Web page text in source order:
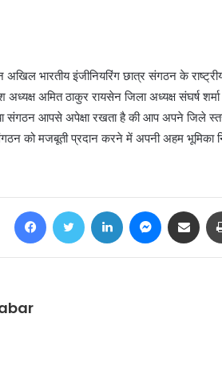
अखिल भारतीय इंजीनियरिंग छात्र संगठन के
अध्यक्ष अमित ठाकुर रायसेन जिला अध्यक्ष संघर्ष
संगठन आपसे अपेक्षा रखता है की आप अपने जिले
को मजबूती प्रदान करने में अपनी अहम भूमिका
FacebookTwitter LinkedIn Messenger
Share via